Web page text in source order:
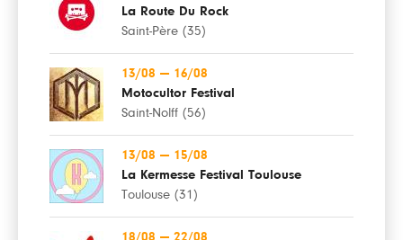
La Route Du Rock
Saint-Père (35)
13/08 — 16/08
Motocultor Festival
Saint-Nolff (56)
13/08 — 15/08
La Kermesse Festival Toulouse
Toulouse (31)
18/08 — 22/08